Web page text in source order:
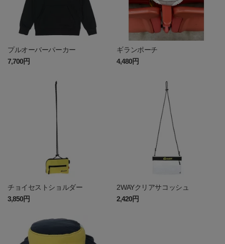
プルオーバーパーカー
7,700円
ギランポーチ
4,480円
チョイセストショルダー
3,850円
2WAYクリアサコッシュ
2,420円